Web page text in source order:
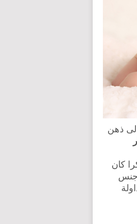
الى ذهن
كان
جنس